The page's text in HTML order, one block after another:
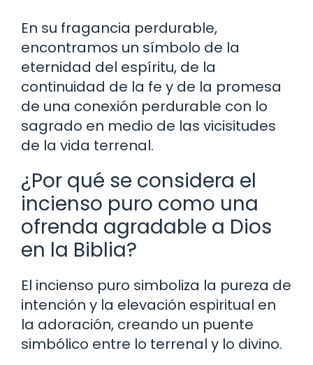
En su fragancia perdurable,
encontramos un símbolo de la
eternidad del espíritu, de la
continuidad de la fe y de la promesa
de una conexión perdurable con lo
sagrado en medio de las vicisitudes
de la vida terrenal.
¿Por qué se considera el
incienso puro como una
ofrenda agradable a Dios
en la Biblia?
El incienso puro simboliza la pureza de
intención y la elevación espiritual en
la adoración, creando un puente
simbólico entre lo terrenal y lo divino.